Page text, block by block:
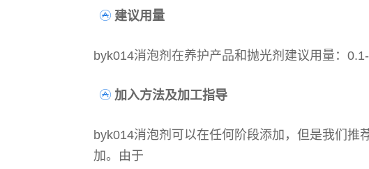
建议用量
byk014消泡剂在养护产品和抛光剂建议用量：
加入方法及加工指导
byk014消泡剂可以在任何阶段添加，但是我们
加。由于